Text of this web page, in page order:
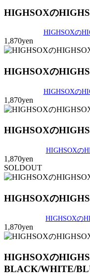
HIGHSOXの
HIGHSOXの
1,870yen
HIGHSOXの
HIGHSOXの
1,870yen
HIGHSOXの
HIGHSOXの
1,870yen
SOLDOUT
HIGHSOXの
HIGHSOXの
1,870yen
HIGHSOXの
BLACK/WHITE/